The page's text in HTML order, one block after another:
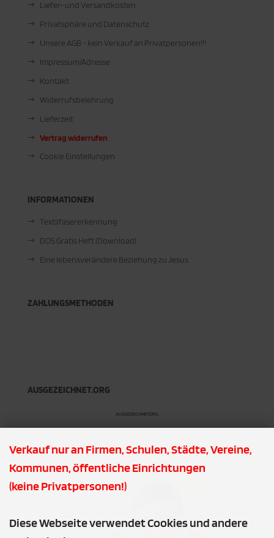
Liefer- und Versandkosten
Privatsphäre und Datenschutz
Unsere AGB - kein Verkauf an Privatpersonen!!!
Impressum/Adresse
Kontakt
Widerrufsbelehrung
Lieferzeit
Vertrag widerrufen
Cookie Einstellungen
INFORMATIONEN
Textilfasererkennung
DOS Gratis Heft (Download)
Eine lebensverändere Beziehung zu Jesus
ZAHLUNGSMETHODEN
AUSGEZEICHNET.ORG
AUSGEZEICHNET.ORG
PDF DOWNLOADS
Verkauf nur an Firmen, Schulen, Städte, Vereine,
Kommunen, öffentliche Einrichtungen
(keine Privatpersonen!)
Diese Webseite verwendet Cookies und andere